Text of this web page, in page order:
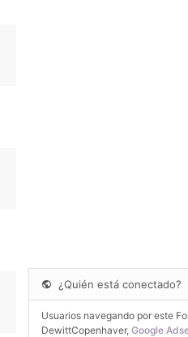
¿Quién está conectado?
Usuarios navegando por este
DewittCopenhaver, Google